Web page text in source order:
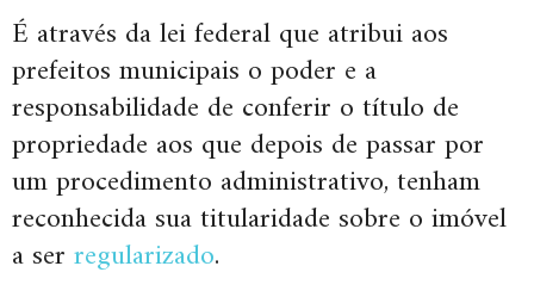
É através da lei federal que atribui aos
prefeitos municipais o poder e a
responsabilidade de conferir o título de
propriedade aos que depois de passar por
um procedimento administrativo, tenham
reconhecida sua titularidade sobre o imóvel
a serregularizado.